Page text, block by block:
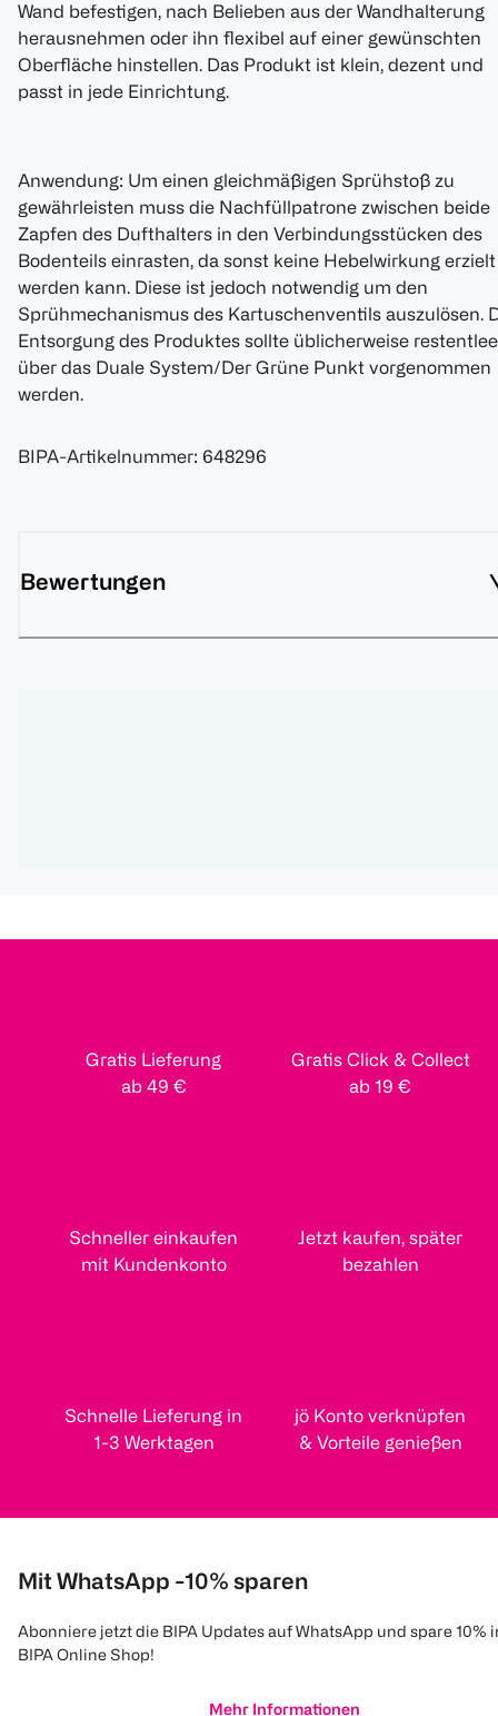
Wand befestigen, nach Belieben aus der Wandhalterung
herausnehmen oder ihn flexibel auf einer gewünschten
Oberfläche hinstellen. Das Produkt ist klein, dezent und
passt in jede Einrichtung.
Anwendung: Um einen gleichmäßigen Sprühstoß zu
gewährleisten muss die Nachfüllpatrone zwischen beide
Zapfen des Dufthalters in den Verbindungsstücken des
Bodenteils einrasten, da sonst keine Hebelwirkung erzielt
werden kann. Diese ist jedoch notwendig um den
Sprühmechanismus des Kartuschenventils auszulösen.
Entsorgung des Produktes sollte üblicherweise
über das Duale System/Der Grüne Punkt vorgenommen
werden.
BIPA-Artikelnummer: 648296
Bewertungen
Gratis Lieferung
ab 49 €
Gratis Click & Collect
ab 19 €
Schneller einkaufen
mit Kundenkonto
Jetzt kaufen, später
bezahlen
Schnelle Lieferung in
1-3 Werktagen
jö Konto verknüpfen
& Vorteile genießen
Mit WhatsApp -10% sparen
Abonniere jetzt die BIPA Updates auf WhatsApp und spare 10%
BIPA Online Shop!
Mehr Informationen